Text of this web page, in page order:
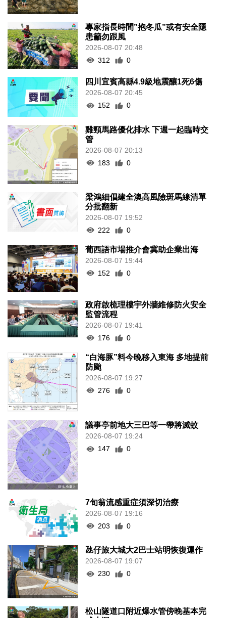
專家指長時間”抱冬瓜”或有安全隱
患籲勿跟風
2026-08-07 20:48
312
0
四川宜賓高縣4.9級地震釀1死6傷
2026-08-07 20:45
152
0
雞頸馬路優化排水 下週一起臨時交
管
2026-08-07 20:13
183
0
梁鴻細倡建全澳高風險斑馬線清單
分批翻新
2026-08-07 19:52
222
0
葡西語市場推介會冀助企業出海
2026-08-07 19:44
152
0
政府啟梳理樓宇外牆維修防火安全
監管流程
2026-08-07 19:41
176
0
“白海豚”料今晚移入東海 多地提前
防颱
2026-08-07 19:27
276
0
議事亭前地大三巴等一帶將滅蚊
2026-08-07 19:24
147
0
7旬翁流感重症須深切治療
2026-08-07 19:16
203
0
氹仔旅大城大2巴士站明恢復運作
2026-08-07 19:07
230
0
松山隧道口附近爆水管傍晚基本完